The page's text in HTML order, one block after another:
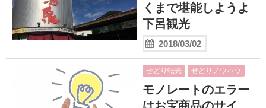
くまで堪能しようよ
下呂観光
2018/03/02
せどり転売 せどりノウハウ
モノレートのエラー
はお宝商品のサイ